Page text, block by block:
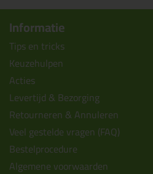
Informatie
Tips en tricks
Keuzehulpen
Acties
Levertijd & Bezorging
Retourneren & Annuleren
Veel gestelde vragen (FAQ)
Bestelprocedure
Algemene voorwaarden